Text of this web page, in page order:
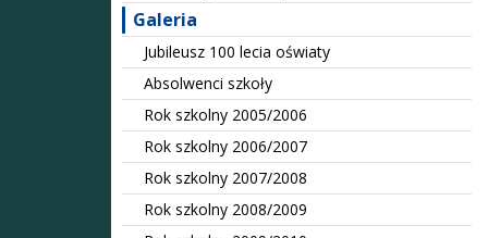
Galeria
Jubileusz 100 lecia oświaty
Absolwenci szkoły
Rok szkolny 2005/2006
Rok szkolny 2006/2007
Rok szkolny 2007/2008
Rok szkolny 2008/2009